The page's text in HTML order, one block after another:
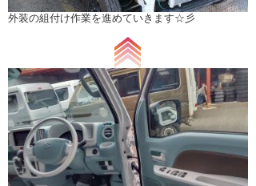
外装の組付け作業を進めていきます☆彡